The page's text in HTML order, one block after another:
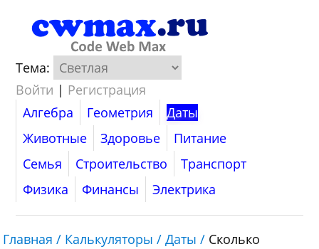
Тема:
Войти | Регистрация
Алгебра
Геометрия
Даты
Животные
Здоровье
Питание
Семья
Строительство
Транспорт
Физика
Финансы Электрика
Главная / Калькуляторы /Даты / Сколько